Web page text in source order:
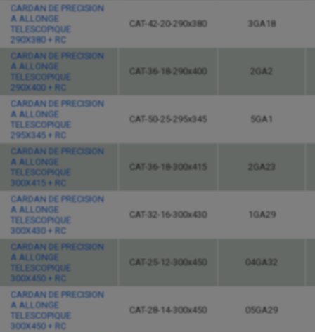
CARDAN DE PRECISION
A ALLONGE
TELESCOPIQUE
290X380 + RC
CAT-42-20-290x380 3GA18
CARDAN DE PRECISION
A ALLONGE
TELESCOPIQUE
290X400 + RC
CAT-36-18-290x400 2GA2
CARDAN DE PRECISION
A ALLONGE
TELESCOPIQUE
295X345 + RC
CAT-50-25-295x345 5GA1
CARDAN DE PRECISION
A ALLONGE
TELESCOPIQUE
300X415 + RC
CAT-36-18-300x415 2GA23
CARDAN DE PRECISION
A ALLONGE
TELESCOPIQUE
300X430 + RC
CAT-32-16-300x430 1GA29
CARDAN DE PRECISION
A ALLONGE
TELESCOPIQUE
300X450 + RC
CAT-25-12-300x450 04GA32
CARDAN DE PRECISION
A ALLONGE
TELESCOPIQUE
300X450 + RC
CAT-28-14-300x450 05GA29